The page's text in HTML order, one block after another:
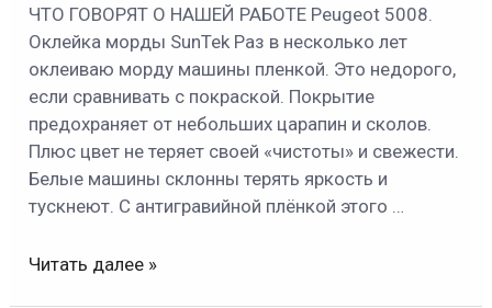
ЧТО ГОВОРЯТ О НАШЕЙ РАБОТЕ Peugeot 5008.
Оклейка морды SunTek Раз в несколько лет
оклеиваю морду машины пленкой. Это недорого,
если сравнивать с покраской. Покрытие
предохраняет от небольших царапин и сколов.
Плюс цвет не теряет своей «чистоты» и свежести.
Белые машины склонны терять яркость и
тускнеют. С антигравийной плёнкой этого …
Читать далее »